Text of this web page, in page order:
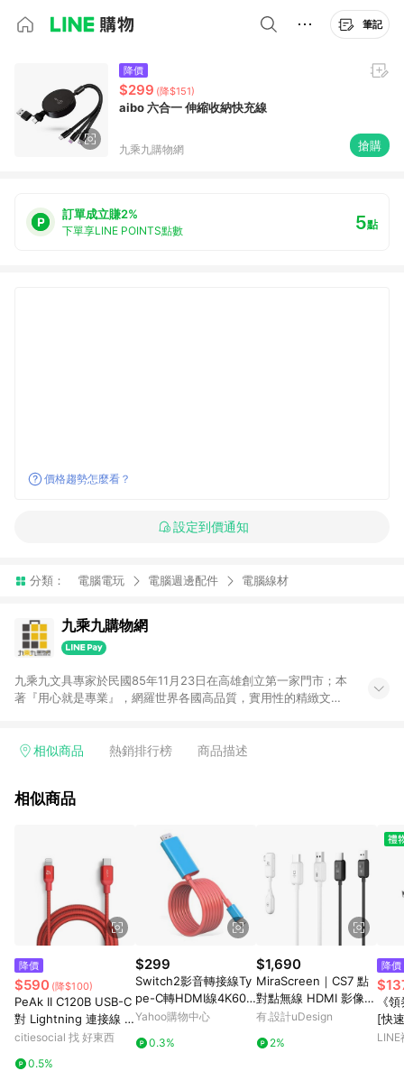
筆記
降價
$299 (降$151)
aibo 六合一 伸縮收納快充線
九乘九購物網 搶購
訂單成立賺2%
下單享LINE POINTS點數 5點
價格趨勢怎麼看？
設定到價通知
分類： 電腦電玩 電腦週邊配件 電腦線材
九乘九購物網
九乘九文具專家於民國85年11月23日在高雄創立第一家門市；本
著『用心就是專業』，網羅世界各國高品質，實用性的精緻文具
非店舖通路及整合虛實行銷為目標，並以完整的物流倉儲系統，
才享有回饋，點數將於廠商出貨後 30 天前後發送。 (2) 門市訂
導購資格。 (3) 使用九乘九APP下單，將無法獲得點數回饋。
相似商品 熱銷排行榜 商品描述
相似商品
降價
$590 (降$100)
PeAk II C120B USB-C
對 Lightning 連接線 1
20CM 紅
citiesocial 找 好東西
0.5%
$299
Switch2影音轉接線Ty
pe-C轉HDMI線4K60H
z任天堂NS2電視轉接
Yahoo購物中心
0.3%
$1,690
MiraScreen｜CS7 點
對點無線 HDMI 影像轉
接器 轉接線 Type-C
幕
有.設計uDesign
2%
降價
《
[快
科
LINE